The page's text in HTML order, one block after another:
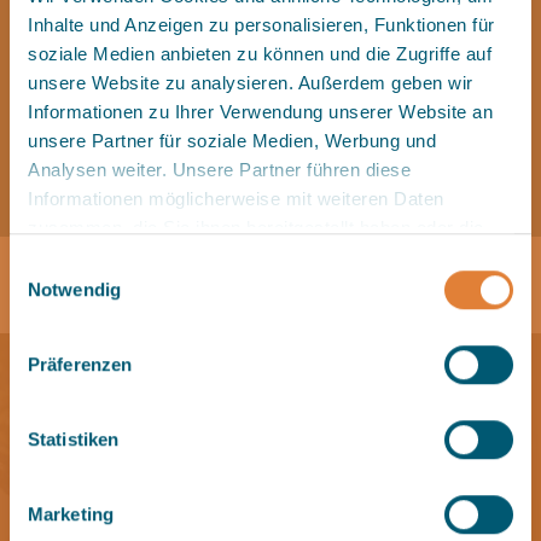
Inhalte und Anzeigen zu personalisieren, Funktionen für
soziale Medien anbieten zu können und die Zugriffe auf
unsere Website zu analysieren. Außerdem geben wir
Informationen zu Ihrer Verwendung unserer Website an
unsere Partner für soziale Medien, Werbung und
Analysen weiter. Unsere Partner führen diese
Informationen möglicherweise mit weiteren Daten
haben.
.
Notwendig
Präferenzen
Statistiken
Marketing
➤ 60 Min. (85,00 €) Inkl. Tagesnutzung der
Saunawelt
Jetzt einkaufen!
➤ Verwöhnzeit: 60 Min. 95 € (inkl.
Tagesnutzung der Saunawelt (nicht an Sauna-
Eventtagen)
Jetzt einkaufen!
Eine chinesische Nacken- und
Schultermassage ist eine traditionelle
Behandlungsmethode, um
Muskelverspannungen zu lösen, die
Durchblutung zu verbessern und den
Energiefluss (Qi) im Körper zu fördern.
Unterstützt wird dieser Anwendung mit einer
Erholung pur